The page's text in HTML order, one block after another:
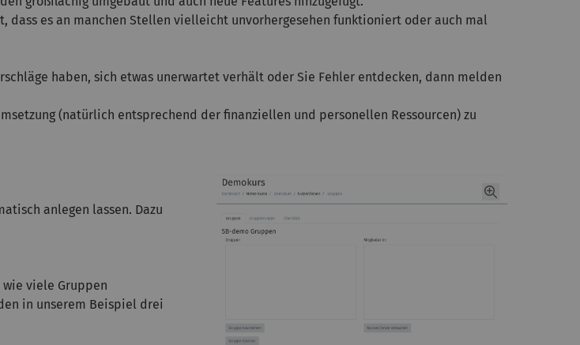
dass es an manchen Stellen vielleicht unvorhergesehen funktioniert oder auch mal
haben, sich etwas unerwartet verhält oder Sie Fehler entdecken, dann melden
(natürlich entsprechend der finanziellen und personellen Ressourcen) zu
anlegen lassen. Dazu
wie viele Gruppen
in unserem Beispiel drei